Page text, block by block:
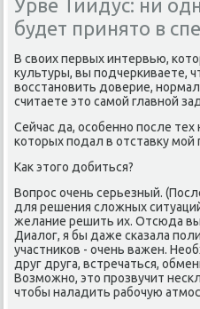
Урве Тийдус: ни
будет принято в
В своих первых интервью,
культуры, вы подчеркиваете,
восстановить доверие,
считаете это самой главной
Сейчас да, особенно после
которых подал в отставку
Как этого добиться?
Вопрос очень серьезный.
для решения сложных
желание решить их. Отсюда
Диалог, я бы даже сказала
участников - очень важен.
друг друга, встречаться,
Возможно, это прозвучит
чтобы наладить рабочую